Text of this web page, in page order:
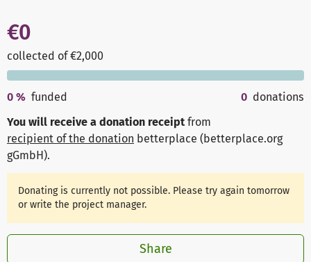
€0
collected of €2,000
0 % funded 0 donations
You will receive a donation receipt from
recipient of the donation betterplace (betterplace.org
gGmbH).
Donating is currently not possible. Please try again tomorrow
or write the project manager.
Share